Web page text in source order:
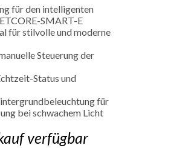
für den intelligenten
SMART-E
für stilvolle und moderne
Steuerung der
Status und
für
bei schwachem Licht
verfügbar